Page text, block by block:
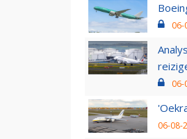
06-
06-
06-08-